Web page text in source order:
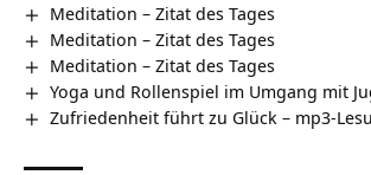
Meditation – Zitat des Tages
Meditation – Zitat des Tages
Meditation – Zitat des Tages
Yoga und Rollenspiel im Umgang mit
Zufriedenheit führt zu Glück – mp3-